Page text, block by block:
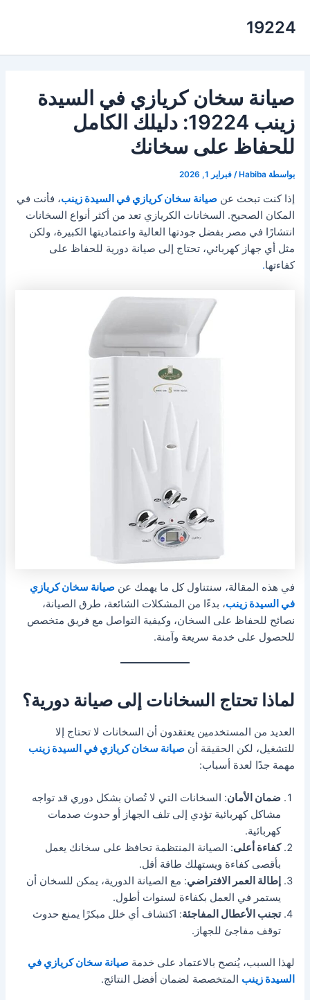
19224
صيانة سخان كريازي في السيدة
زينب 19224: دليلك الكامل
للحفاظ على سخانك
بواسطة Habiba
/فبراير 1, 2026
إذا كنت تبحث عنصيانة سخان كريازي في السيدة زينب، فأنت في
المكان الصحيح. السخانات الكريازي تعد من أكثر أنواع السخانات
انتشارًا في مصر بفضل جودتها العالية واعتماديتها الكبيرة، ولكن
مثل أي جهاز كهربائي، تحتاج إلى صيانة دورية للحفاظ على
كفاءتها.
في هذه المقالة، سنتناول كل ما يهمك عنصيانة سخان كريازي
في السيدة زينب، بدءًا من المشكلات الشائعة، طرق الصيانة،
نصائح للحفاظ على السخان، وكيفية التواصل مع فريق متخصص
للحصول على خدمة سريعة وآمنة.
لماذا تحتاج السخانات إلى صيانة دورية؟
العديد من المستخدمين يعتقدون أن السخانات لا تحتاج إلا
للتشغيل، لكن الحقيقة أنصيانة سخان كريازي في السيدة زينب
مهمة جدًا لعدة أسباب:
ضمان الأمان: السخانات التي لا تُصان بشكل دوري قد تواجه
مشاكل كهربائية تؤدي إلى تلف الجهاز أو حدوث صدمات
كهربائية.
كفاءة أعلى: الصيانة المنتظمة تحافظ على سخانك يعمل
بأقصى كفاءة ويستهلك طاقة أقل.
إطالة العمر الافتراضي: مع الصيانة الدورية، يمكن للسخان أن
يستمر في العمل بكفاءة لسنوات أطول.
تجنب الأعطال المفاجئة: اكتشاف أي خلل مبكرًا يمنع حدوث
توقف مفاجئ للجهاز.
لهذا السبب، يُنصح بالاعتماد على خدمةصيانة سخان كريازي في
السيدة زينب المتخصصة لضمان أفضل النتائج.